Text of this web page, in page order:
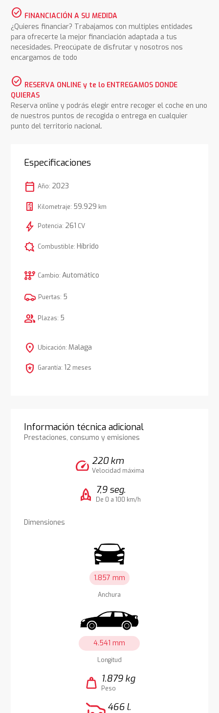
check_circle FINANCIACIÓN A SU MEDIDA
¿Quieres financiar? Trabajamos con multiples entidades
para ofrecerte la mejor financiación adaptada a tus
necesidades. Preocúpate de disfrutar y nosotros nos
encargamos de todo
check_circle RESERVA ONLINE y te lo ENTREGAMOS DONDE
QUIERAS
Reserva online y podrás elegir entre recoger el coche en uno
de nuestros puntos de recogida o entrega en cualquier
punto del territorio nacional.
Especificaciones
calendar_today Año: 2023
Kilometraje: 59.929 km
bolt Potencia: 261 CV
comic_bubble Combustible: Híbrido
auto_transmission Cambio: Automático
Puertas: 5
group Plazas: 5
location_on Ubicación: Malaga
local_police Garantía: 12 meses
Información técnica adicional
Prestaciones, consumo y emisiones
speed 220 km
Velocidad máxima
rocket 7,9 seg.
De 0 a 100 km/h
Dimensiones
1.857 mm
Anchura
4.541 mm
Longitud
weight 1.879 kg
Peso
466 l.